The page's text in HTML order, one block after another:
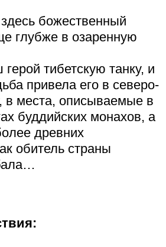
божественный
глубже в озаренную
тибетскую танку, и
привела его в северо-
в места, описываемые в
буддийских монахов, а
древних
обитель страны